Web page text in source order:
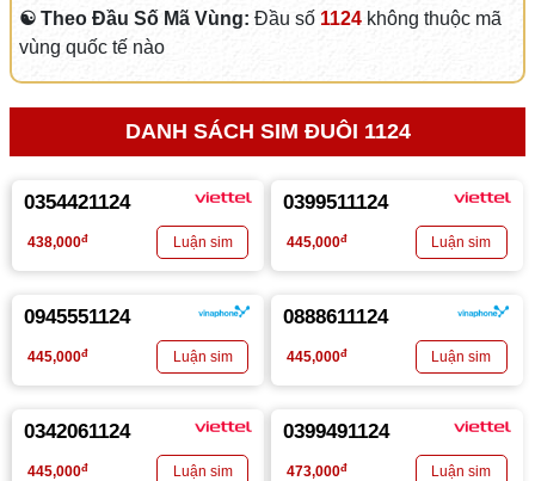
☯ Theo Đầu Số Mã Vùng: Đầu số 1124không thuộc mã
vùng quốc tế nào
DANH SÁCH SIM ĐUÔI 1124
0354421124
438,000đ
0399511124
445,000đ
0945551124
445,000đ
0888611124
445,000đ
0342061124
445,000đ
0399491124
473,000đ